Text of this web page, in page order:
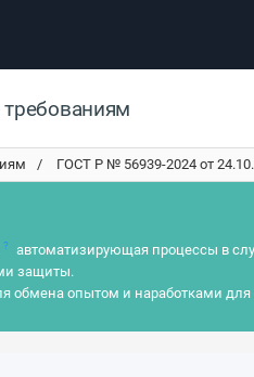
требованиям
ГОСТ Р № 56939-2024 от
? автоматизирующая процессы в
защиты.
обмена опытом и наработками